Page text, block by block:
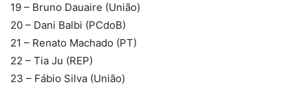
19 – Bruno Dauaire (União)
20 – Dani Balbi (PCdoB)
21 – Renato Machado (PT)
22 – Tia Ju (REP)
23 – Fábio Silva (União)